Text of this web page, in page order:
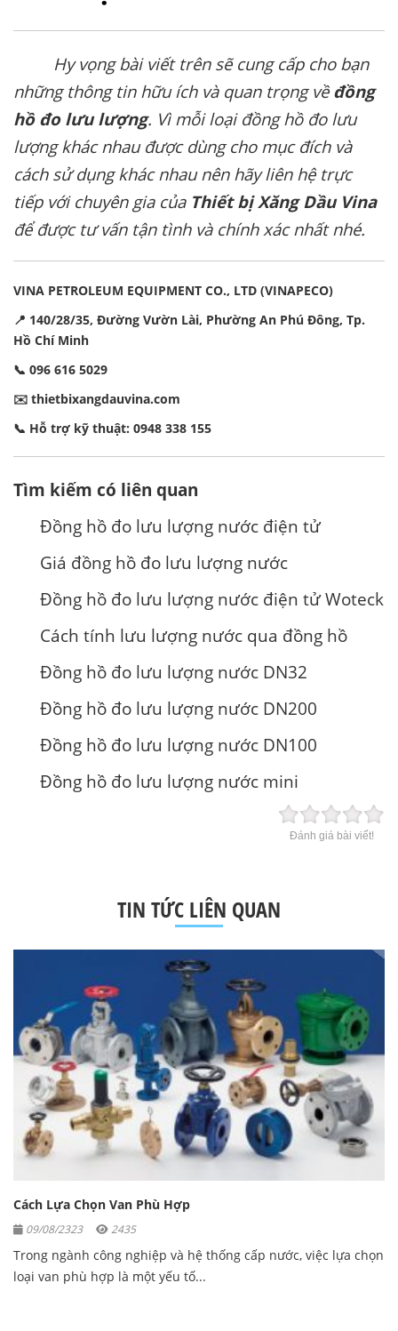
Hy vọng bài viết trên sẽ cung cấp cho bạn
những thông tin hữu ích và quan trọng về đồng
hồ đo lưu lượng. Vì mỗi loại đồng hồ đo lưu
lượng khác nhau được dùng cho mục đích và
cách sử dụng khác nhau nên hãy liên hệ trực
tiếp với chuyên gia của Thiết bị Xăng Dầu Vina
để được tư vấn tận tình và chính xác nhất nhé.
VINA PETROLEUM EQUIPMENT CO., LTD (VINAPECO)
📍 140/28/35, Đường Vườn Lài, Phường An Phú Đông, Tp.
Hồ Chí Minh
📞 096 616 5029
✉️ thietbixangdauvina.com
📞 Hỗ trợ kỹ thuật: 0948 338 155
Tìm kiếm có liên quan
Đồng hồ đo lưu lượng nước điện tử
Giá đồng hồ đo lưu lượng nước
Đồng hồ đo lưu lượng nước điện tử Woteck
Cách tính lưu lượng nước qua đồng hồ
Đồng hồ đo lưu lượng nước DN32
Đồng hồ đo lưu lượng nước DN200
Đồng hồ đo lưu lượng nước DN100
Đồng hồ đo lưu lượng nước mini
Đánh giá bài viết!
TIN TỨC LIÊN QUAN
Cách Lựa Chọn Van Phù Hợp
09/08/2323 2435
Trong ngành công nghiệp và hệ thống cấp nước, việc lựa chọn
loại van phù hợp là một yếu tố...